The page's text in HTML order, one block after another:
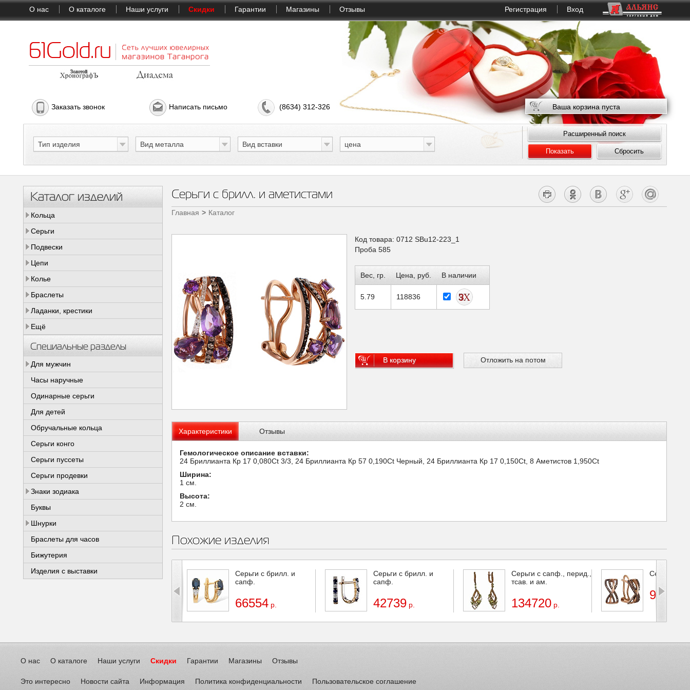
О нас О каталоге Наши услуги Скидки Гарантии Магазины Отзывы Регистрация Вход
Заказать звонок Написать письмо (8634) 312-326 Ваша корзина пуста
Тип изделия Вид металла Вид вставки цена
Расширенный поиск
Показать Сбросить
Каталог изделий
Кольца
Серьги
Подвески
Цепи
Колье
Браслеты
Ладанки, крестики
Ещё
Специальные разделы
Для мужчин
Часы наручные
Одинарные серьги
Для детей
Обручальные кольца
Серьги конго
Серьги пуссеты
Серьги продевки
Знаки зодиака
Буквы
Шнурки
Браслеты для часов
Бижутерия
Изделия с выставки
Серьги с брилл. и аметистами
Главная Каталог
Код товара: 0712 SBu12-223_1
Проба 585
Вес, гр. Цена, руб. В наличии
5.79 118836
В корзину Отложить на потом
Характеристики Отзывы
Гемологическое описание вставки:
24 Бриллианта Кр 17 0,080Ct 3/3, 24 Бриллианта Кр 57 0,190Ct Черный, 24 Бриллианта Кр 17 0,150Ct, 8 Аметистов 1,950Ct
Ширина:
1 см.
Высота:
2 см.
Похожие изделия
Серьги с брилл. и
сапф.
66554 р.
Серьги с брилл. и
сапф.
42739 р.
Серьги с сапф., перид.,
тсав. и ам.
134720 р.
Серьги с
96940
О нас О каталоге Наши услуги Скидки Гарантии Магазины Отзывы
Это интересно Новости сайта Информация Политика конфиденциальности Пользовательское соглашение